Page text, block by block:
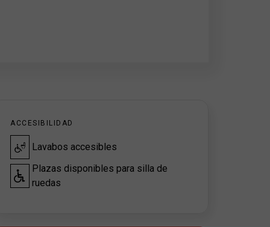
ACCESIBILIDAD
Lavabos accesibles
Plazas disponibles para silla de
ruedas